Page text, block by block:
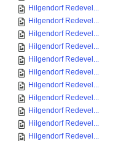
Hilgendorf Redevel...
Hilgendorf Redevel...
Hilgendorf Redevel...
Hilgendorf Redevel...
Hilgendorf Redevel...
Hilgendorf Redevel...
Hilgendorf Redevel...
Hilgendorf Redevel...
Hilgendorf Redevel...
Hilgendorf Redevel...
Hilgendorf Redevel...